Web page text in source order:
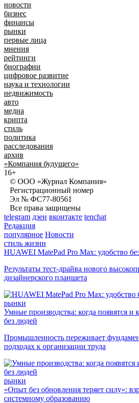
новости
бизнес
финансы
рынки
первые лица
мнения
рейтинги
биографии
цифровое развитие
наука и технологии
недвижимость
авто
медиа
крипта
стиль
политика
расследования
архив
«Компания будущего»
16+
© ООО «Журнал Компания»
Регистрационный номер
Эл № ФС77-80561
Все права защищены
telegram дзен вконтакте tenchat
Редакция
популярное Новости
стиль жизни
HUAWEI MatePad Pro Max: удобство
Результаты тест-драйва нового
дизайнерского планшета
рынки
Умные производства: когда появятся и
без людей
Промышленность переживает
подходах к организации труда
рынки
«Опыт без обновления теряет силу»:
системному образованию